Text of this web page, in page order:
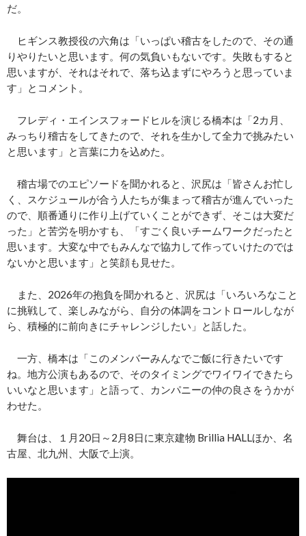
だ。
ヒギンス教授役の六角は「いっぱい稽古をしたので、その通
りやりたいと思います。何の気負いもないです。失敗もすると
思いますが、それはそれで、落ち込まずにやろうと思っていま
す」とコメント。
フレディ・エインスフォードヒルを演じる橋本は「2カ月、
みっちり稽古をしてきたので、それを生かして全力で挑みたい
と思います」と言葉に力を込めた。
稽古場でのエピソードを聞かれると、沢尻は「皆さんお忙し
く、スケジュールが合う人たちが集まって稽古が進んでいった
ので、順番通りに作り上げていくことができず、そこは大変だ
った」と苦労を明かすも、「すごく良いチームワークだったと
思います。大変な中でもみんなで協力して作っていけたのでは
ないかと思います」と笑顔も見せた。
また、2026年の抱負を聞かれると、沢尻は「いろいろなこと
に挑戦して、楽しみながら、自分の体調をコントロールしなが
ら、積極的に前向きにチャレンジしたい」と話した。
一方、橋本は「このメンバーみんなでご飯に行きたいです
ね。地方公演もあるので、そのタイミングでワイワイできたら
いいなと思います」と語って、カンパニーの仲の良さをうかが
わせた。
舞台は、１月20日～2月8日に東京建物 Brillia HALLほか、名
古屋、北九州、大阪で上演。